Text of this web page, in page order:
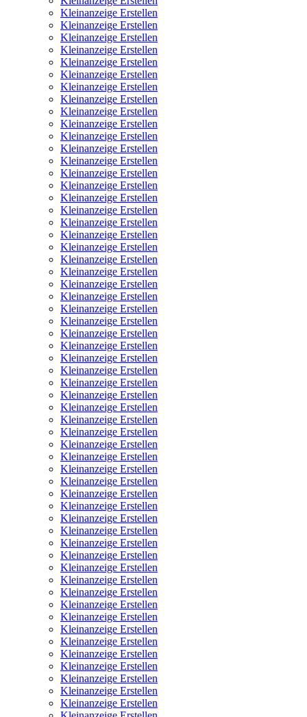
Kleinanzeige Erstellen
Kleinanzeige Erstellen
Kleinanzeige Erstellen
Kleinanzeige Erstellen
Kleinanzeige Erstellen
Kleinanzeige Erstellen
Kleinanzeige Erstellen
Kleinanzeige Erstellen
Kleinanzeige Erstellen
Kleinanzeige Erstellen
Kleinanzeige Erstellen
Kleinanzeige Erstellen
Kleinanzeige Erstellen
Kleinanzeige Erstellen
Kleinanzeige Erstellen
Kleinanzeige Erstellen
Kleinanzeige Erstellen
Kleinanzeige Erstellen
Kleinanzeige Erstellen
Kleinanzeige Erstellen
Kleinanzeige Erstellen
Kleinanzeige Erstellen
Kleinanzeige Erstellen
Kleinanzeige Erstellen
Kleinanzeige Erstellen
Kleinanzeige Erstellen
Kleinanzeige Erstellen
Kleinanzeige Erstellen
Kleinanzeige Erstellen
Kleinanzeige Erstellen
Kleinanzeige Erstellen
Kleinanzeige Erstellen
Kleinanzeige Erstellen
Kleinanzeige Erstellen
Kleinanzeige Erstellen
Kleinanzeige Erstellen
Kleinanzeige Erstellen
Kleinanzeige Erstellen
Kleinanzeige Erstellen
Kleinanzeige Erstellen
Kleinanzeige Erstellen
Kleinanzeige Erstellen
Kleinanzeige Erstellen
Kleinanzeige Erstellen
Kleinanzeige Erstellen
Kleinanzeige Erstellen
Kleinanzeige Erstellen
Kleinanzeige Erstellen
Kleinanzeige Erstellen
Kleinanzeige Erstellen
Kleinanzeige Erstellen
Kleinanzeige Erstellen
Kleinanzeige Erstellen
Kleinanzeige Erstellen
Kleinanzeige Erstellen
Kleinanzeige Erstellen
Kleinanzeige Erstellen